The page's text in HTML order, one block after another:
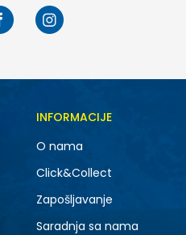
INFORMACIJE
O nama
Click&Collect
Zapošljavanje
Saradnja sa nama